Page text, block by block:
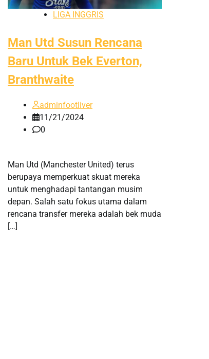
LIGA INGGRIS
Man Utd Susun Rencana
Baru Untuk Bek Everton,
Branthwaite
adminfootliver
11/21/2024
0
Man Utd (Manchester United) terus
berupaya memperkuat skuat mereka
untuk menghadapi tantangan musim
depan. Salah satu fokus utama dalam
rencana transfer mereka adalah bek muda
[…]